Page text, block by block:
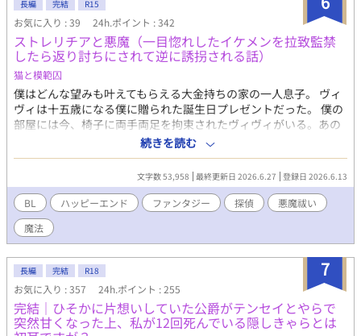
言動にも不可解な点が。更には魔王の復活も重なって、瑠佳は次
第に世界全体に疑問を感じるようになっていく。 やがて現実の自
分の不調の原因が夢にあるのではないかと考えた瑠佳は、「夢の
世界」そのものを否定するようになるが――。 無自覚小悪魔ちゃ
ん、総受系愛され主人公による、保護者同伴RPG（？）。 （この
作品は、小説家になろう、カクヨムにも掲載しています）
長編 完結 R15
お気に入り : 39 24h.ポイント : 342
ストレリチアと悪魔（一目惚れしたイケメンを拉致監禁
したら返り討ちにされて逆に誘拐される話）
猫と模範囚
僕はどんな望みも叶えてもらえる大金持ちの家の一人息子。 ヴィ
ヴィは十五歳になる僕に贈られた誕生日プレゼントだった。 僕の
部屋には今、椅子に両手両足を拘束されたヴィヴィがいる。あの
美しい青年が。僕だけのものになった本物のヴィヴィが！ ……
と、思いきや、危険な本性をあらわしたヴィヴィにあっさり逆転
され、僕は逆に誘拐されてしまう。 ヴィヴィを取り巻く世界はな
にもかもイカれているけど、なぜか僕はますます彼に惹かれてい
く。 ヴィヴィとの出会いが、僕の砂糖菓子みたいに甘くて単調だ
った人生を大きく変えることになる。 ヴィヴィの正体、僕の屋敷
に潜り込んだ彼の目的、そして僕の呪われた運命。何も知らない
子供でいられた最後の日々。 自堕落で無軌道な私立探偵ヴィヴィ
と、甘ったれたクソガキの鮮やかな出会いと別れ。 【完結保証】
全21話
続きを読む
文字数 53,958 最終更新日 2026.6.27 登録日 2026.6.13
BL ハッピーエンド ファンタジー 探偵
悪魔祓い
魔法
7
長編 完結 R18
お気に入り : 357 24h.ポイント : 255
完結｜ひそかに片想いしていた公爵がテンセイとやらで
突然甘くなった上、私が12回死んでいる隠しきゃらとは